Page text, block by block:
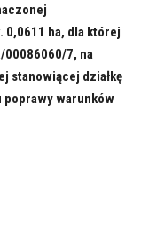
ha, dla której
00086060/7, na
stanowiącej działkę
warunków